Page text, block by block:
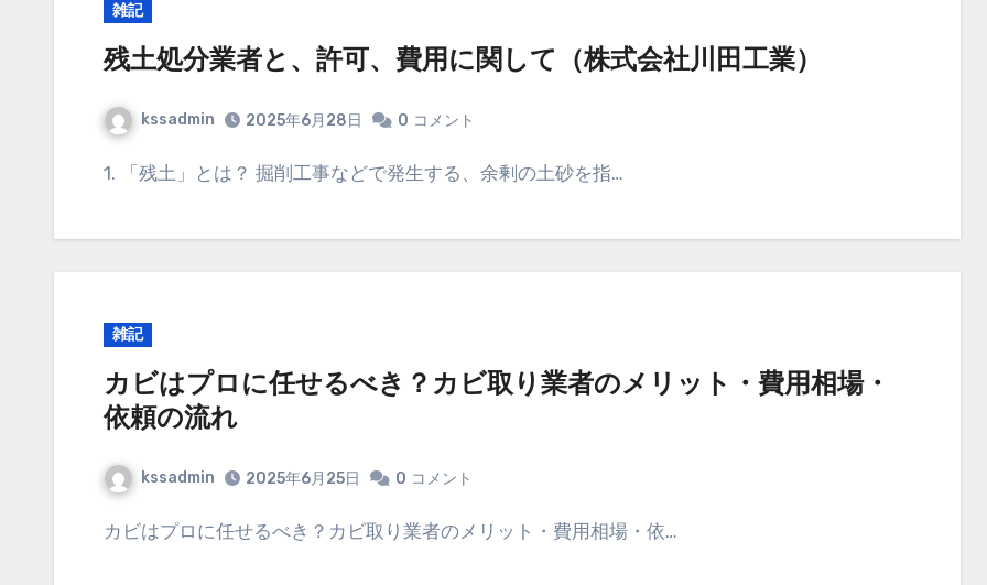
雑記
残土処分業者と、許可、費用に関して（株式会社川田工業）
kssadmin 2025年6月28日 0 コメント
1. 「残土」とは？ 掘削工事などで発生する、余剰の土砂を指…
雑記
カビはプロに任せるべき？カビ取り業者のメリット・費用相場・
依頼の流れ
kssadmin 2025年6月25日 0 コメント
カビはプロに任せるべき？カビ取り業者のメリット・費用相場・依…